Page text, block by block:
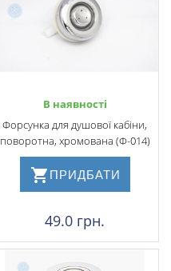
В наявності
Форсунка для душової кабіни,
поворотна, хромована (Ф-014)
ПРИДБАТИ
49.0 грн.